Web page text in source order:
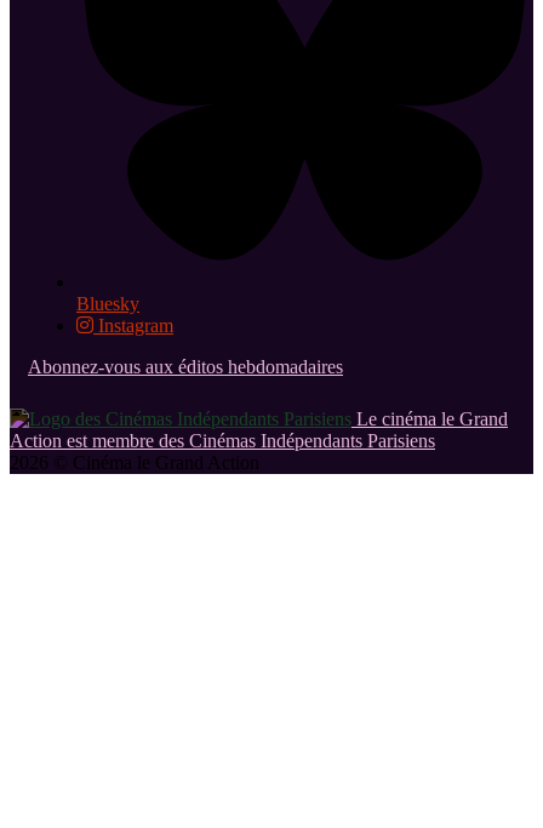
Bluesky
Instagram
Abonnez-vous aux éditos hebdomadaires
Le cinéma le Grand
Action est membre des Cinémas Indépendants Parisiens
2026 © Cinéma le Grand Action